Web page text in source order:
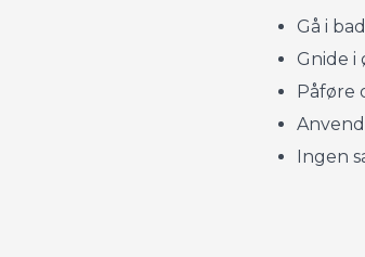
​Gå i bad
Gnide i
Påføre
Ingen